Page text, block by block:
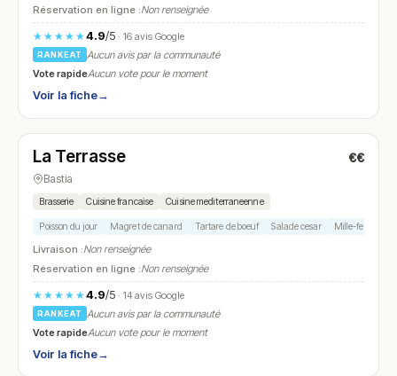
Réservation en ligne :Non renseignée
★★★★★4.9/5· 16 avis Google
RANKEAT
Aucun avis par la communauté
Vote rapideAucun vote pour le moment
Voir la fiche→
N° 7
La Terrasse €€
Bastia
Brasserie Cuisine francaise Cuisine mediterraneenne
Poisson du jour Magret de canard Tartare de boeuf Salade cesar Mille-feuille
Livraison :Non renseignée
Réservation en ligne :Non renseignée
★★★★★4.9/5· 14 avis Google
RANKEAT
Aucun avis par la communauté
Vote rapideAucun vote pour le moment
Voir la fiche→